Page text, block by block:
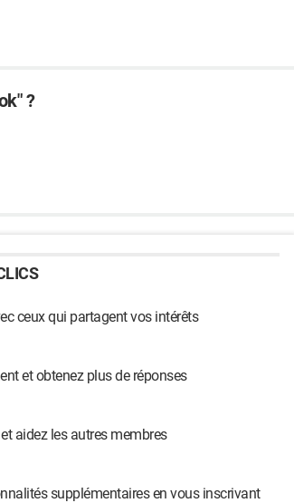
?
ceux qui partagent vos intérêts
et obtenez plus de réponses
aidez les autres membres
supplémentaires en vous inscrivant